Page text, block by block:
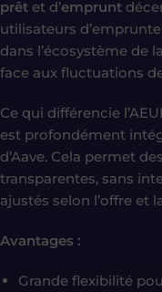
prêt et d’emprunt
utilisateurs
dans l’écosystème de
face aux fluctuations
Ce qui différencie
est profondément
d’Aave. Cela permet
transparentes, sans
ajustés selon l’offre et
Avantages :
Grande flexibilité